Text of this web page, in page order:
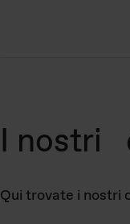
I nostri
Qui trovate i nostri